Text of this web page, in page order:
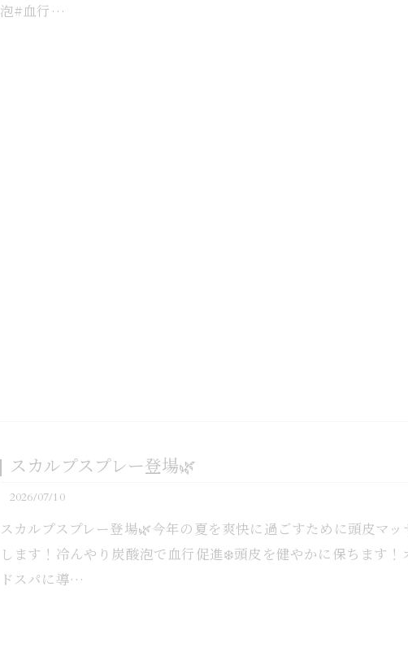
泡#血行…
スカルプスプレー登場🌿‬
2026/07/10
スカルプスプレー登場🌿‬今年の夏を爽快に過ごすために頭皮マ
します！冷んやり炭酸泡で血行促進❄️頭皮を健やかに保ちます
ドスパに導…